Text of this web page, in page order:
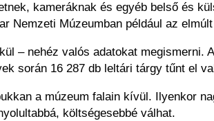
kameráknak és egyéb belső és
Nemzeti Múzeumban például az
– nehéz valós adatokat megismerni.
során 16 287 db leltári tárgy tűnt el
a múzeum falain kívül. Ilyenkor
költségesebbé válhat.